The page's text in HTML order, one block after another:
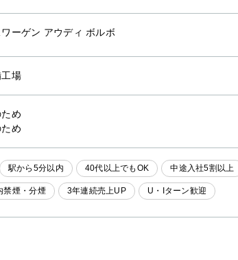
ーゲン アウディ ボルボ
場
め
め
駅から5分以内 40代以上でもOK 中途入社5割以上
禁煙・分煙 3年連続売上UP U・Iターン歓迎